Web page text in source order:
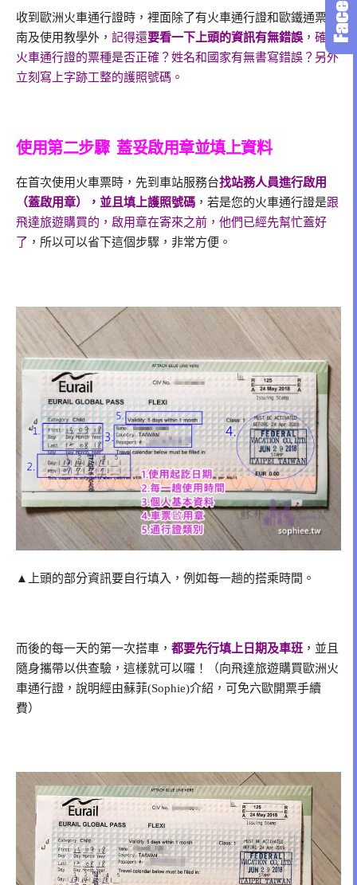
收到歐洲火車通行證時，裡面除了有火車通行證和歐鐵通票指
南及使用教學外， 記得還要看一下上頭的資訊有無錯誤 ，確認
火車通行證的票種是否正確？姓名和國家有無書寫錯誤？另外
立刻寫上字跡工整的護照號碼。
使用第二步驟 蓋妥啟用章並填上資料
在首次使用火車票時，先到車站服務台找站務人員進行啟用
（蓋啟用章），並且填上護照號碼 ，若是您的火車通行證是跟
飛達旅遊購買的，啟用章在寄來之前，他們已經先幫忙蓋好
了 ，所以可以省下這個步驟，非常方便。
▲上頭的部分資訊要自行填入，例如每一趟的搭乘時間。
而後的每一天的第一次搭車， 都要先行填上日期及車班 ，並且
隨身攜帶以供查驗，這樣就可以囉！（向飛達旅遊購買歐洲火
車通行證，說明經由蘇菲(Sophie)介紹，可免六歐開票手續
費）